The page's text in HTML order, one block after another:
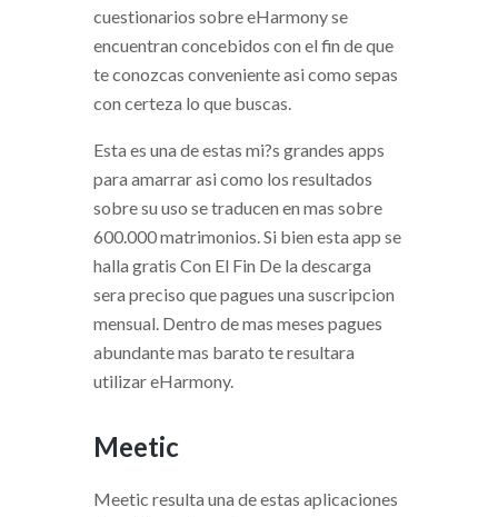
cuestionarios sobre eHarmony se
encuentran concebidos con el fin de que
te conozcas conveniente asi­ como sepas
con certeza lo que buscas.
Esta es una de estas mi?s grandes apps
para amarrar asi­ como los resultados
sobre su uso se traducen en mas sobre
600.000 matrimonios. Si bien esta app se
halla gratis Con El Fin De la descarga
sera preciso que pagues una suscripcion
mensual. Dentro de mas meses pagues
abundante mas barato te resultara
utilizar eHarmony.
Meetic
Meetic resulta una de estas aplicaciones